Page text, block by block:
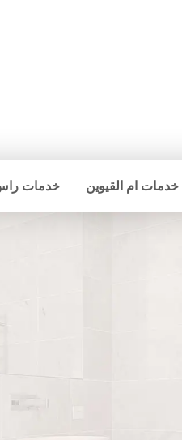
خدمات ام القيوين خدمات